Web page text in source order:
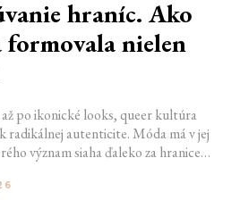
hraníc. Ako
nielen
po ikonické looks, queer kultúra
radikálnej autenticite. Móda má v jej
význam siaha ďaleko za hranice
fungovalo práve oblečenie ako tichý